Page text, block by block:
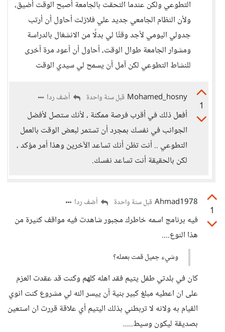
التطوعي ولكن عندما التحقت بالجامعة أصبح الوقت أضيق،
ولأن النظام الجامعي جديد علي فلازلت أحاول أن أرتب
جدولي اليومي لأجد وقتًا لي بدلًا من الانشغال بالدراسة
ومشوار الجامعة طوال الوقت، أحاول أن أعود مرة أخرى
للنشاط التطوعي لكن آمل أن يسمح لي سيدي الوقت
1
Mohamed_hosny قبل سنة واحدة أضف ردا
أفعل ذلك في أقرب فرصة ممكنة ، لأنك ستصل لأفضل
الجوانب في نفسك بمجرد أن تستمر لبعض الوقت بالعمل
التطوعي .. أنت تظن أنك تساعد الآخرين وهذا أمر مؤكد ،
لكن بالحقيقة أنت تساعد نفسك.
1
Ahmad1978 قبل سنة واحدة أضف ردا
فيه برنامج اسمه خاطرك مجبور شاهدت فيه مواقف كثيرة من
هذا النوع....
وشيء جميل قمت بعمله؟
كان في بلدتي طفل يتيم فقد اهله كلهم وكنت قد عقدت العزم
على ان اعطيه مبلغ كبير بنية أن ييسر الله لي مشروع كنت انوي
القيام به ولانه لا تربطني بذلك اليتيم أي علاقة قررت ان استعين
بصديقة ليكون وسيط.....